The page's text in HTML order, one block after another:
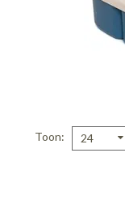
Toon 24